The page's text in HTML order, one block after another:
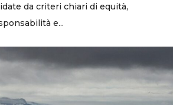
da criteri chiari di equità,
e...